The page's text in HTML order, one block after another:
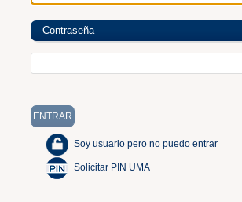
Contraseña
Soy usuario pero no puedo entrar
Solicitar PIN UMA